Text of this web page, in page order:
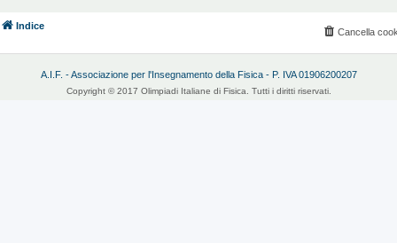
Indice
Cancella
A.I.F. - Associazione per l'Insegnamento della Fisica - P. IVA 01906200207
Copyright © 2017 Olimpiadi Italiane di Fisica. Tutti i diritti riservati.